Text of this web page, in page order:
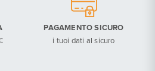
PAGAMENTO SICURO
i tuoi dati al sicuro